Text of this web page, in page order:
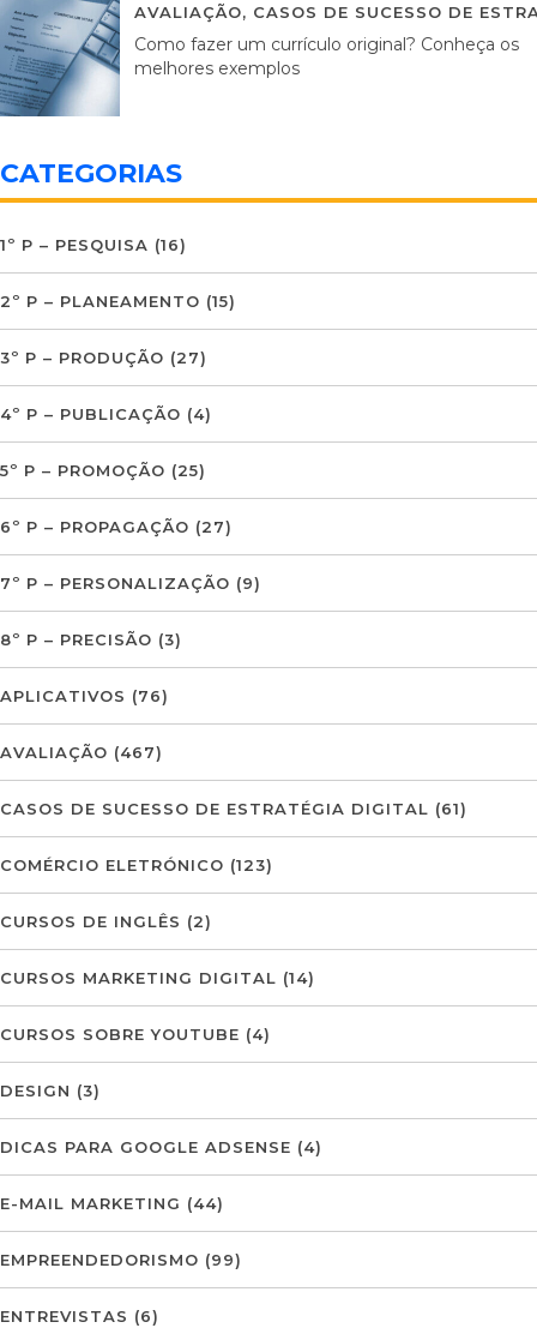
AVALIAÇÃO, CASOS DE SUCESSO DE
Como fazer um currículo original? Conheça os
melhores exemplos
CATEGORIAS
1º P – PESQUISA (16)
2º P – PLANEAMENTO (15)
3º P – PRODUÇÃO (27)
4º P – PUBLICAÇÃO (4)
5º P – PROMOÇÃO (25)
6º P – PROPAGAÇÃO (27)
7º P – PERSONALIZAÇÃO (9)
8º P – PRECISÃO (3)
APLICATIVOS (76)
AVALIAÇÃO (467)
CASOS DE SUCESSO DE ESTRATÉGIA DIGITAL (61)
COMÉRCIO ELETRÓNICO (123)
CURSOS DE INGLÊS (2)
CURSOS MARKETING DIGITAL (14)
CURSOS SOBRE YOUTUBE (4)
DESIGN (3)
DICAS PARA GOOGLE ADSENSE (4)
E-MAIL MARKETING (44)
EMPREENDEDORISMO (99)
ENTREVISTAS (6)